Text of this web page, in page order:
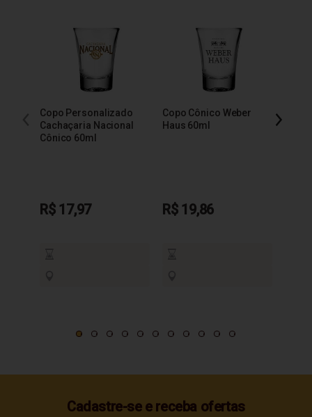
Copo Personalizado
Cachaçaria Nacional
Cônico 60ml
R$ 17,97
Copo Cônico Weber
Haus 60ml
R$ 19,86
Cadastre-se e receba ofertas